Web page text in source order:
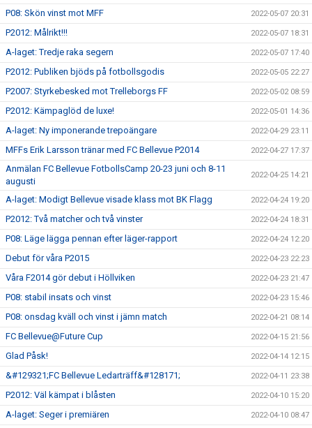
P08: Skön vinst mot MFF 2022-05-07 20:31
P2012: Målrikt!!! 2022-05-07 18:31
A-laget: Tredje raka segern 2022-05-07 17:40
P2012: Publiken bjöds på fotbollsgodis 2022-05-05 22:27
P2007: Styrkebesked mot Trelleborgs FF 2022-05-02 08:59
P2012: Kämpaglöd de luxe! 2022-05-01 14:36
A-laget: Ny imponerande trepoängare 2022-04-29 23:11
MFFs Erik Larsson tränar med FC Bellevue P2014 2022-04-27 17:37
Anmälan FC Bellevue FotbollsCamp 20-23 juni och 8-11
augusti
2022-04-25 14:21
A-laget: Modigt Bellevue visade klass mot BK Flagg 2022-04-24 19:20
P2012: Två matcher och två vinster 2022-04-24 18:31
P08: Läge lägga pennan efter läger-rapport 2022-04-24 12:20
Debut för våra P2015 2022-04-23 22:23
Våra F2014 gör debut i Höllviken 2022-04-23 21:47
P08: stabil insats och vinst 2022-04-23 15:46
P08: onsdag kväll och vinst i jämn match 2022-04-21 08:14
FC Bellevue@Future Cup 2022-04-15 21:56
Glad Påsk! 2022-04-14 12:15
&#129321;FC Bellevue Ledarträff&#128171; 2022-04-11 23:38
P2012: Väl kämpat i blåsten 2022-04-10 15:20
A-laget: Seger i premiären 2022-04-10 08:47